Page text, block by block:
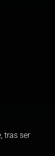
tras ser